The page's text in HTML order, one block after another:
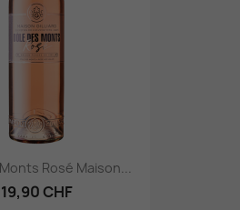
Rosé Maison...
19,90 CHF